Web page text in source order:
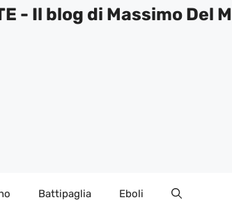
- Il blog di Massimo Del
Battipaglia Eboli